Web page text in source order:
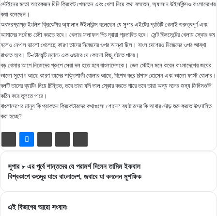
স্টেইনের মতো আরেকজন যিনি ক্রিকেট খেলতেন এবং খেলা নিয়ে কথা বলতেন, অ্যালান উইলকিন্সও বাংলাদেশের
কথা বলেছেন।
অবসরপ্রাপ্ত ইংলিশ ক্রিকেটার অ্যালান উইলকিন্স বলেছেন যে সুপার এইটের প্রতিটি খেলাই গুরুত্বপূর্ণ এবং
আমাদের সর্বোচ্চ চেষ্টা করতে হবে। খেলার ফলাফল পিচ দ্বারা প্রভাবিত হবে। সেন্ট ভিনসেন্টের খেলায় স্কোর কম
হলেও নেপাল ভালো খেলেছে কারণ তাদের নিজেদের ওপর আস্থা ছিল। বাংলাদেশেরও নিজেদের ওপর আস্থা
রাখতে হবে। টি-টোয়েন্টি ম্যাচে এক ওভারে যে কোনো কিছু ঘটতে পারে।
বড় খেলার আগে নিজেদের গ্রুপে সেরা দল হতে হবে বাংলাদেশকে। ডেল স্টেইন মনে করেন বাংলাদেশের জয়ের
ভালো সুযোগ আছে কারণ তাদের শক্তিশালী বোলার আছে, বিশেষ করে রিশাদ হোসেন এবং ভালো ফাস্ট বোলার।
দলটি তাদের ব্যাটিং নিয়ে চিন্তিত, তবে তারা যদি ভাল স্কোর করতে পারে তবে তারা অন্য দলের জন্য জিনিসগুলি
কঠিন করে তুলতে পারে।
বাংলাদেশের মানুষ কি প্রাক্তন ক্রিকেটারদের কথাগুলো শোনে? ব্যাটারদের কি আবার দৌড় শুরু করতে উৎসাহিত
করা হচ্ছে?
সুপার
৮
শান্তদের
সুপার ৮ এর পূর্বে শান্তদের যে পরামর্শ দিলেন তামিম ইকবাল
বিশ্বকাপে
বাংলাদেশ,
বিশ্বকাপে কতদূর যাবে বাংলাদেশ, জবাবে যা বললেন মুশফিক
এই বিভাগের আরো সংবাদঃ